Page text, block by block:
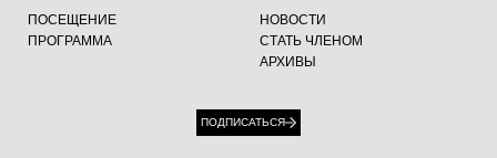
ПОСЕЩЕНИЕ
ПРОГРАММА
НОВОСТИ
СТАТЬ ЧЛЕНОМ
АРХИВЫ
ПОДПИСАТЬСЯ